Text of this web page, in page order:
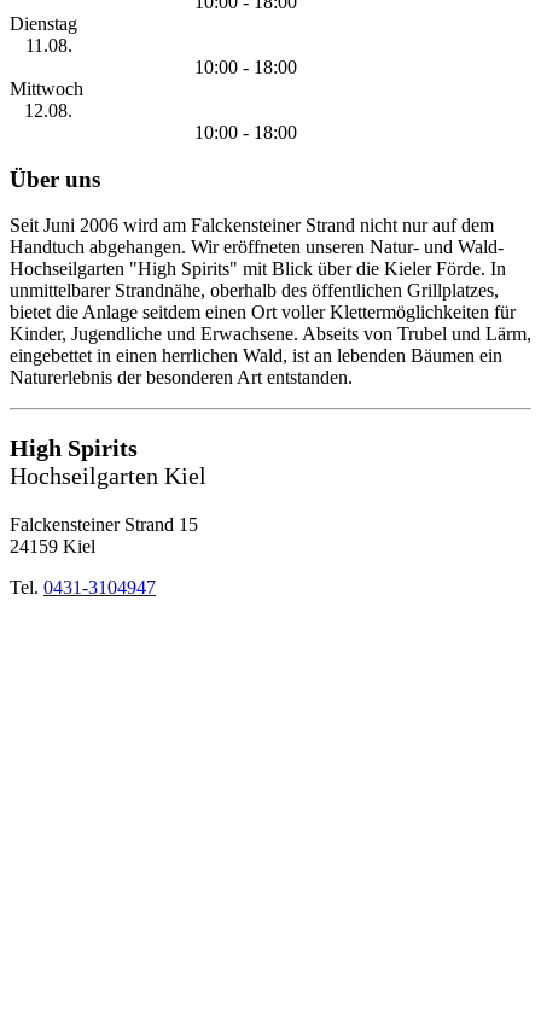
Dienstag
11.08.
10:00 - 18:00
Mittwoch
12.08.
10:00 - 18:00
Über uns
Seit Juni 2006 wird am Falckensteiner Strand nicht nur auf dem
Handtuch abgehangen. Wir eröffneten unseren Natur- und Wald-
Hochseilgarten "High Spirits" mit Blick über die Kieler Förde. In
unmittelbarer Strandnähe, oberhalb des öffentlichen Grillplatzes,
bietet die Anlage seitdem einen Ort voller Klettermöglichkeiten für
Kinder, Jugendliche und Erwachsene. Abseits von Trubel und Lärm,
eingebettet in einen herrlichen Wald, ist an lebenden Bäumen ein
Naturerlebnis der besonderen Art entstanden.
High Spirits
Hochseilgarten Kiel
Falckensteiner Strand 15
24159 Kiel
Tel. 0431-3104947